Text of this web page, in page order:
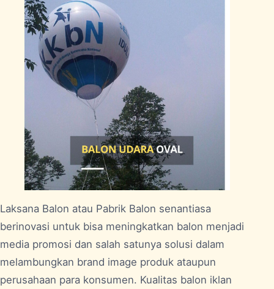
Laksana Balon atau Pabrik Balon senantiasa
berinovasi untuk bisa meningkatkan balon menjadi
media promosi dan salah satunya solusi dalam
melambungkan brand image produk ataupun
perusahaan para konsumen. Kualitas balon iklan